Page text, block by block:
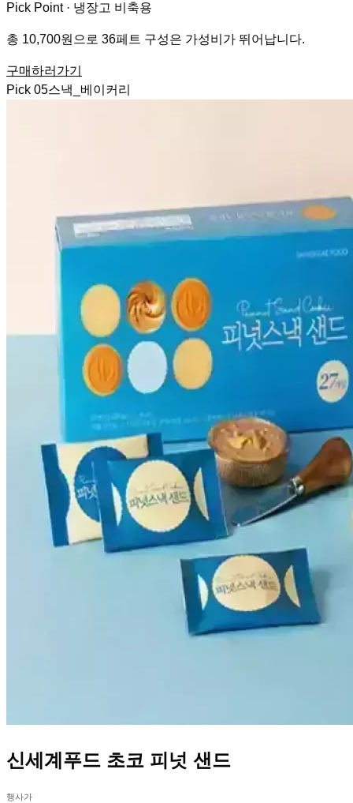
Pick Point · 냉장고 비축용
총 10,700원으로 36페트 구성은 가성비가 뛰어납니다.
구매하러가기
Pick 05스낵_베이커리
신세계푸드 초코 피넛 샌드
행사가